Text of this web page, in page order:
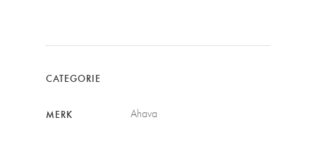
CATEGORIE
MERK Ahava